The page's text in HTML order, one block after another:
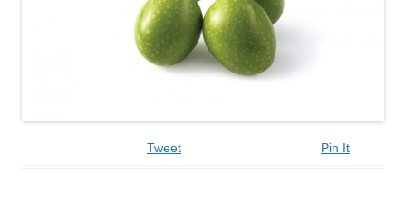
Tweet Pin It